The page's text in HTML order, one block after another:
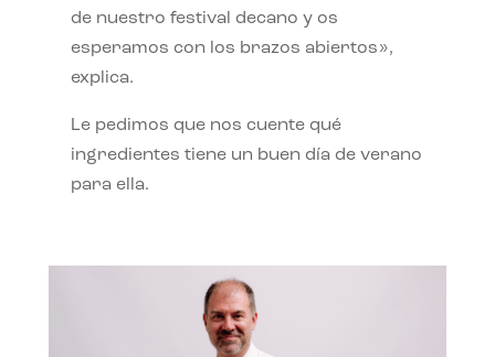
de nuestro festival decano y os
esperamos con los brazos abiertos»,
explica.
Le pedimos que nos cuente qué
ingredientes tiene un buen día de verano
para ella.